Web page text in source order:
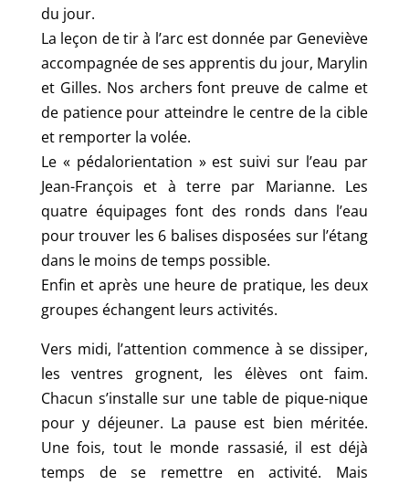
du jour.
La leçon de tir à l’arc est donnée par Geneviève
accompagnée de ses apprentis du jour, Marylin
et Gilles. Nos archers font preuve de calme et
de patience pour atteindre le centre de la cible
et remporter la volée.
Le « pédalorientation » est suivi sur l’eau par
Jean-François et à terre par Marianne. Les
quatre équipages font des ronds dans l’eau
pour trouver les 6 balises disposées sur l’étang
dans le moins de temps possible.
Enfin et après une heure de pratique, les deux
groupes échangent leurs activités.
Vers midi, l’attention commence à se dissiper,
les ventres grognent, les élèves ont faim.
Chacun s’installe sur une table de pique-nique
pour y déjeuner. La pause est bien méritée.
Une fois, tout le monde rassasié, il est déjà
temps de se remettre en activité. Mais